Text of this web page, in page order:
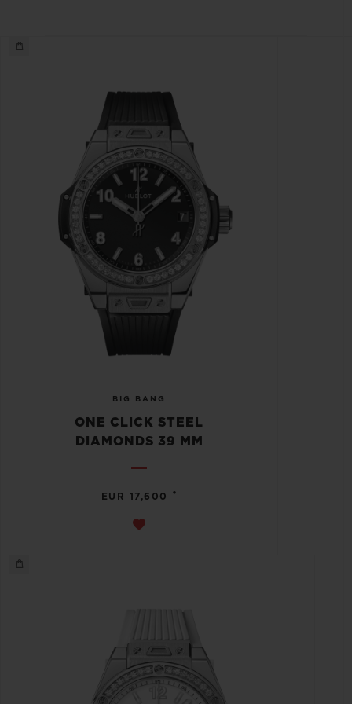
BIG BANG
ONE CLICK STEEL
DIAMONDS 39 MM
EUR 17,600 •